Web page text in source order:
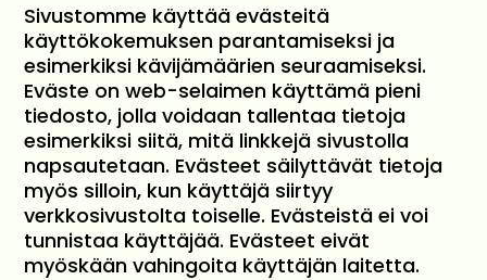
Sivustomme käyttää evästeitä
käyttökokemuksen parantamiseksi ja
esimerkiksi kävijämäärien seuraamiseksi.
Eväste on web-selaimen käyttämä pieni
tiedosto, jolla voidaan tallentaa tietoja
esimerkiksi siitä, mitä linkkejä sivustolla
napsautetaan. Evästeet säilyttävät tietoja
myös silloin, kun käyttäjä siirtyy
verkkosivustolta toiselle. Evästeistä ei voi
tunnistaa käyttäjää. Evästeet eivät
myöskään vahingoita käyttäjän laitetta.